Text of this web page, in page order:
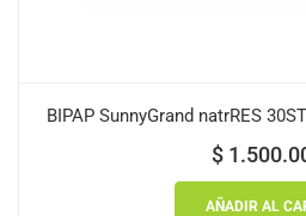
BIPAP SunnyGrand natrRES
$
AÑADIR AL